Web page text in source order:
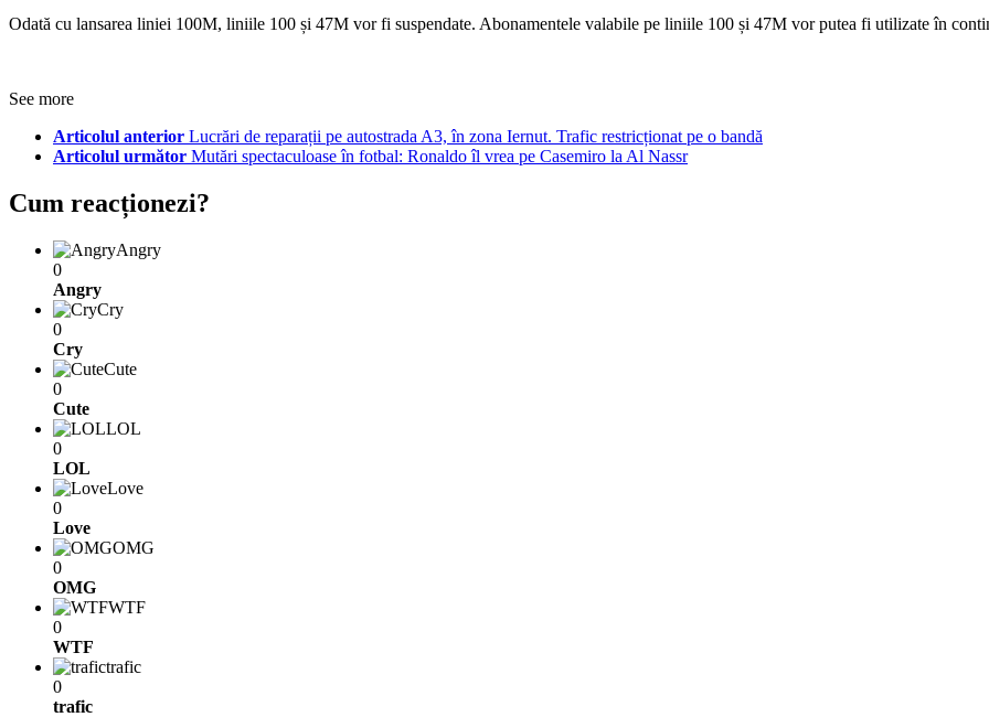
Odată cu lansarea liniei 100M, liniile 100 și 47M vor fi suspendate. Abonamentele valabile pe liniile 100 și 47M vor putea fi utilizate în
See more
Articolul anterior Lucrări de reparații pe autostrada A3, în zona Iernut. Trafic restricționat pe o bandă
Articolul următor Mutări spectaculoase în fotbal: Ronaldo îl vrea pe Casemiro la Al Nassr
Cum reacționezi?
Angry
0
Angry
Cry
0
Cry
Cute
0
Cute
LOL
0
LOL
Love
0
Love
OMG
0
OMG
WTF
0
WTF
trafic
0
trafic